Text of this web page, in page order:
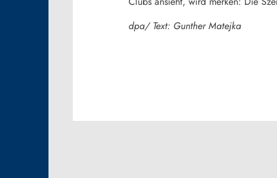
dpa/ Text: Gunther Matejka